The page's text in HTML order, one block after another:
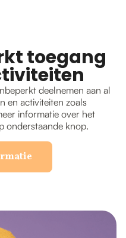
toegang
deelnemen aan al
en activiteiten zoals
informatie over het
onderstaande knop.